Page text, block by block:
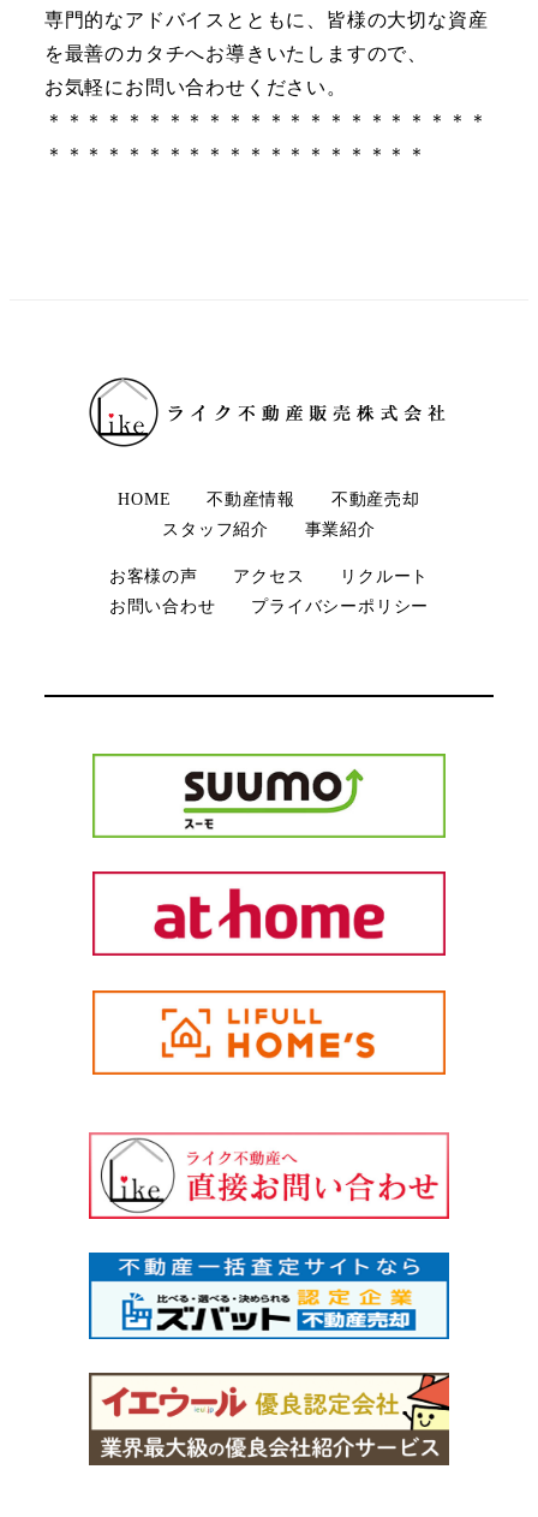
専門的なアドバイスとともに、皆様の大切な資産
を最善のカタチへお導きいたしますので、
お気軽にお問い合わせください。
＊＊＊＊＊＊＊＊＊＊＊＊＊＊＊＊＊＊＊＊＊＊
＊＊＊＊＊＊＊＊＊＊＊＊＊＊＊＊＊＊＊
HOME 不動産情報
不動産売却
スタッフ紹介
事業紹介
お客様の声 アクセス
リクルート
お問い合わせ
プライバシーポリシー